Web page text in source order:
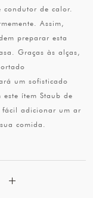
de calor.
Assim,
preparar esta
Graças às alças,
um sofisticado
ítem Staub de
fácil adicionar um ar
comida.